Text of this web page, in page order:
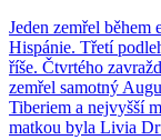
Jeden zemřel během
Hispánie. Třetí
říše. Čtvrtého
zemřel samotný
Tiberiem a nejvyšší
matkou byla Livia